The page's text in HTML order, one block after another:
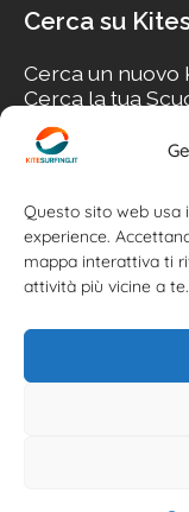
Questo sito web usa
experience.
mappa interattiva ti
attività più vicine a te.
Cerca su
Cerca un nuovo
Cerca la tua
Cerca il tuo
Cerca